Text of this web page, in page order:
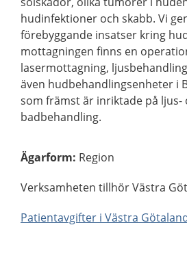
hudinfektioner och skabb. Vi
förebyggande insatser kring
mottagningen finns en
lasermottagning,
även hudbehandlingsenheter i
som främst är inriktade på ljus-
badbehandling.
Ägarform: Region
Verksamheten tillhör Västra
Patientavgifter i Västra